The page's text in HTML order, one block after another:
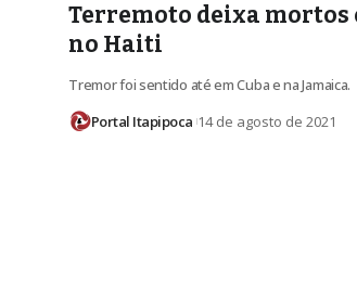
Terremoto deixa mortos
no Haiti
Tremor foi sentido até em Cuba e na Jamaica.
Portal Itapipoca 14 de agosto de 2021